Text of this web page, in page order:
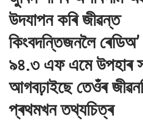
উদযাপন কৰি জীৱন্ত
কিংবদন্তিজনলৈ
৯৪.৩ এফ এমে উপহাৰ
আগবঢ়াইছে তেওঁৰ
প্ৰথমখন তথ্যচিত্ৰ